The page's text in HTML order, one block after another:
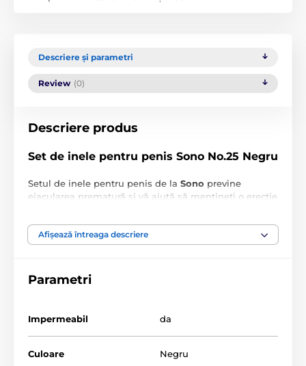
Descriere și parametri
Review (0)
Descriere produs
Set de inele pentru penis Sono No.25 Negru
Setul de inele pentru penis de la Sono previne
ejacularea prematură și vă ajută să mențineți o erecție
De ce să alegeți NO.25 Cockring Set Black de la
Sono:
se adaptează rapid la temperatura corpului
Afișează întreaga descriere
Parametri
Impermeabil da
Culoare Negru